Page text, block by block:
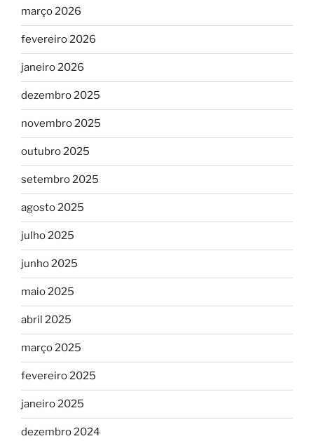
março 2026
fevereiro 2026
janeiro 2026
dezembro 2025
novembro 2025
outubro 2025
setembro 2025
agosto 2025
julho 2025
junho 2025
maio 2025
abril 2025
março 2025
fevereiro 2025
janeiro 2025
dezembro 2024